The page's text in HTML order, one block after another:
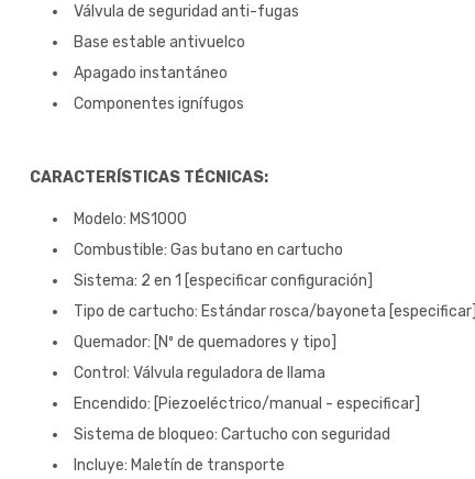
Válvula de seguridad anti-fugas
Base estable antivuelco
Apagado instantáneo
Componentes ignífugos
CARACTERÍSTICAS TÉCNICAS:
Modelo: MS1000
Combustible: Gas butano en cartucho
Sistema: 2 en 1 [especificar configuración]
Tipo de cartucho: Estándar rosca/bayoneta [especificar]
Quemador: [Nº de quemadores y tipo]
Control: Válvula reguladora de llama
Encendido: [Piezoeléctrico/manual - especificar]
Sistema de bloqueo: Cartucho con seguridad
Incluye: Maletín de transporte